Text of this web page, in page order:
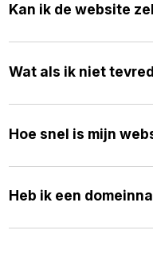
Kan ik de website
Wat als ik niet
Hoe snel is mijn
Heb ik een